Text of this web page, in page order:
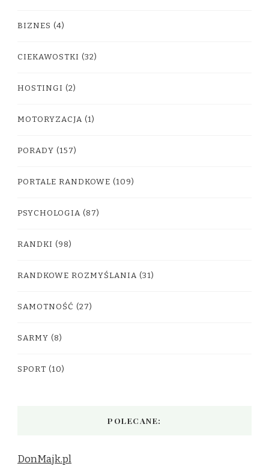
BIZNES (4)
CIEKAWOSTKI (32)
HOSTINGI (2)
MOTORYZACJA (1)
PORADY (157)
PORTALE RANDKOWE (109)
PSYCHOLOGIA (87)
RANDKI (98)
RANDKOWE ROZMYŚLANIA (31)
SAMOTNOŚĆ (27)
SARMY (8)
SPORT (10)
POLECANE:
DonMajk.pl